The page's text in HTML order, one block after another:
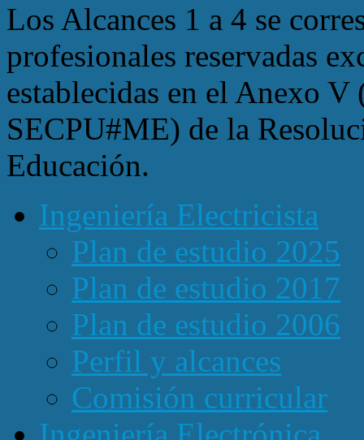
Los Alcances 1 a 4 se
profesionales reservadas
establecidas en el Anexo
SECPU#ME) de la
Educación.
Ingeniería Electricista
Plan de estudio 2025
Plan de estudio 2017
Plan de estudio 2006
Perfil y alcances
Comisión curricular